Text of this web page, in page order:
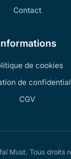
Contact
de cookies
de
CGV
Must. Tous droits